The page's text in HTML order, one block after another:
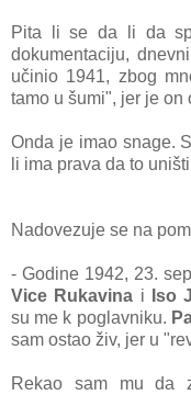
Pita li se da li da
dokumentaciju,
učinio 1941, zbog
tamo u šumi", jer je on
Onda je imao snage.
li ima prava da to
Nadovezuje se na
- Godine 1942, 23.
Vice Rukavina i Iso
su me k poglavniku.
sam ostao živ, jer u
Rekao sam mu da